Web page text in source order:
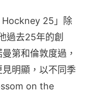
Hockney 25」除
過去25年的創
第和倫敦度過，
明顯，以不同季
on the